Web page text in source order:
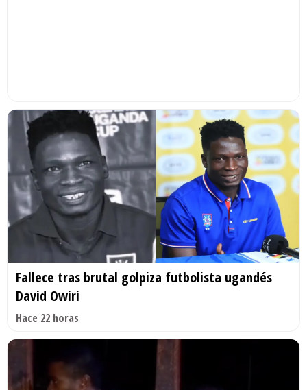
Fallece tras brutal golpiza futbolista ugandés
David Owiri
Hace 22 horas